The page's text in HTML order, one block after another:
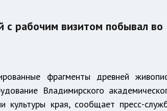
рабочим визитом побывал во
фрагменты древней
Владимирского
края, сообщает пресс-